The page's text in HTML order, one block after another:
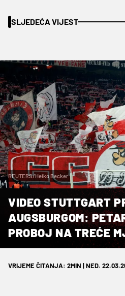
SLJEDEĆA VIJEST
REUTERS/Heiko Becker
VIDEO STUTTGART
AUGSBURGOM:
PROBOJ NA TREĆE
VRIJEME ČITANJA: 2MIN | NED.